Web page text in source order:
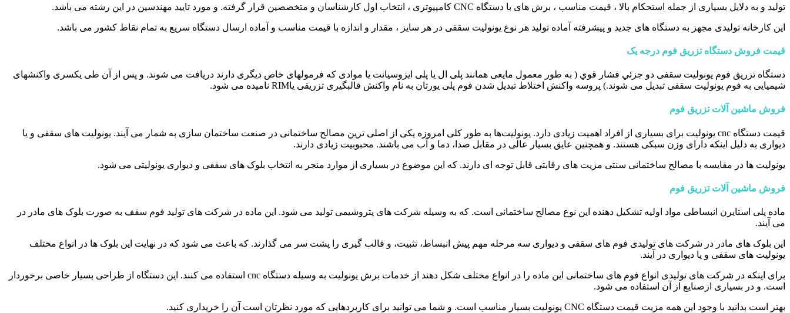
تولید و به دلایل بسیاری از جمله استحکام بالا ، قیمت مناسب ، برش های با دستگاه CNC کامپیوتری ، انتخاب اول کارشناسان و متخصصین قرار گرفته. و مورد تایید مهندسین در این رشته می باشد.
این کارخانه تولیدی مجهز به دستگاه های جدید و پیشرفته آماده تولید هر نوع یونولیت سقفی در هر سایز ، مقدار و اندازه با قیمت مناسب و آماده ارسال دستگاه سریع به تمام نقاط کشور می باشد.
قیمت فروش دستگاه تزریق فوم درجه یک
دستگاه تزريق فوم یونولیت سقفی دو جزئي فشار قوي ( به طور معمول مایعی همانند پلی ال یا پلی ایزوسیانت یا موادی که فرمولهای خاص دیگری دارند دریافت می شوند. و پس از آن طی یکسری واکنشهای
شیمیایی به فوم یونولیت سقفی تبدیل می شوند.) پروسه واکنش اختلاط تبدیل شدن فوم پلی یورتان به نام واکنش قالبگیری تزریقی یاRIM نامیده می شود.
فروش ماشین آلات تزریق فوم
قیمت دستگاه cnc یونولیت برای بسیاری از افراد اهمیت زیادی دارد. یونولیت‌ها به طور کلی امروزه یکی از اصلی ترین مصالح ساختمانی در صنعت ساختمان سازی به شمار می آیند. یونولیت های سقفی و یا
دیواری به دلیل اینکه دارای وزن سبکی هستند. و همچنین عایق بسیار عالی در مقابل صدا، دما و آب می باشند. محبوبیت زیادی دارند.
یونولیت ها در مقایسه با مصالح ساختمانی سنتی مزیت های رقابتی قابل توجه ای دارند. که این موضوع در بسیاری از موارد منجر به انتخاب بلوک های سقفی و دیواری یونولیتی می شود.
فروش ماشین آلات تزریق فوم
ماده پلی استایرن انبساطی مواد اولیه تشکیل دهنده این نوع مصالح ساختمانی است. که به وسیله شرکت های پتروشیمی تولید می شود. این ماده در شرکت های تولید فوم سقف به صورت بلوک های مادر در
می آیند.
این بلوک های مادر در شرکت های تولیدی فوم های سقفی و دیواری سه مرحله مهم پیش انبساط، تثبیت، و قالب گیری را پشت سر می گذارند. که باعث می شود که در نهایت این بلوک ها در انواع مختلف
یونولیت های سقفی و یا دیواری در آیند.
برای اینکه در شرکت های تولیدی انواع فوم های ساختمانی این ماده را در انواع مختلف شکل دهند از خدمات برش یونولیت به وسیله دستگاه cnc استفاده می کنند. این دستگاه از طراحی بسیار خاصی برخوردار
است. و در بسیاری ازصنایع از آن استفاده می شود.
بهتر است بدانید با وجود این همه مزیت قیمت دستگاه CNC یونولیت بسیار مناسب است. و شما می توانید برای کاربردهایی که مورد نظرتان است آن را خریداری کنید.